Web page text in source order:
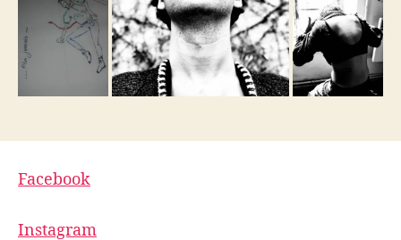
Facebook
Instagram